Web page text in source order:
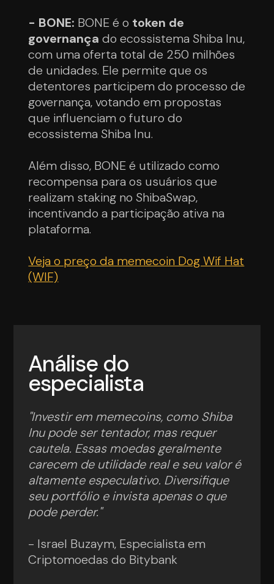
- BONE: BONE é o token de
governança do ecossistema Shiba Inu,
com uma oferta total de 250 milhões
de unidades. Ele permite que os
detentores participem do processo de
governança, votando em propostas
que influenciam o futuro do
ecossistema Shiba Inu.
Além disso, BONE é utilizado como
recompensa para os usuários que
realizam staking no ShibaSwap,
incentivando a participação ativa na
plataforma.
Veja o preço da memecoin Dog Wif Hat
(WIF)
Análise do
especialista
"Investir em memecoins, como Shiba
Inu pode ser tentador, mas requer
cautela. Essas moedas geralmente
carecem de utilidade real e seu valor é
altamente especulativo. Diversifique
seu portfólio e invista apenas o que
pode perder."
- Israel Buzaym, Especialista em
Criptomoedas do Bitybank